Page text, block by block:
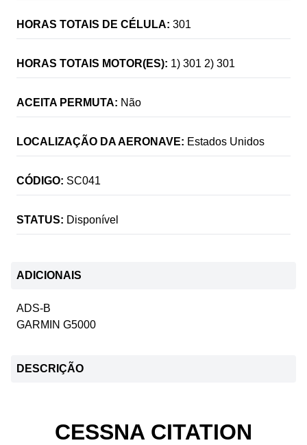
HORAS TOTAIS DE CÉLULA: 301
HORAS TOTAIS MOTOR(ES): 1) 301 2) 301
ACEITA PERMUTA: Não
LOCALIZAÇÃO DA AERONAVE: Estados Unidos
CÓDIGO: SC041
STATUS: Disponível
ADICIONAIS
ADS-B
GARMIN G5000
DESCRIÇÃO
CESSNA CITATION